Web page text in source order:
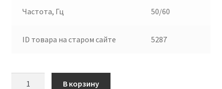
Частота, Гц 50/60
ID товара на старом сайте 5287
В корзину